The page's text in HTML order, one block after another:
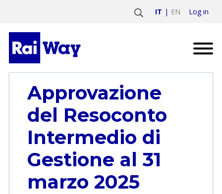
IT EN Log in
Approvazione
del Resoconto
Intermedio di
Gestione al 31
marzo 2025